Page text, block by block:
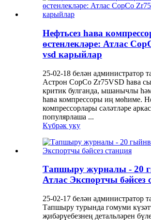
Нефтьсез һава
өстенлекләре: Атлас
vsd карыйлар
25-02-18 белән администратор
Астрон CopCo Zr75VSD һава
критик булганда, ышанычлы
һава компрессоры иң мөһиме.
компрессорлары сәләтләре
популярлаша ...
Күбрәк уку
Тапшыру журналы - 20
Атлас Экспортчы бәйсез
25-02-17 белән администратор
Тапшыру турында гомуми
җибәрүебезнең детальләрен